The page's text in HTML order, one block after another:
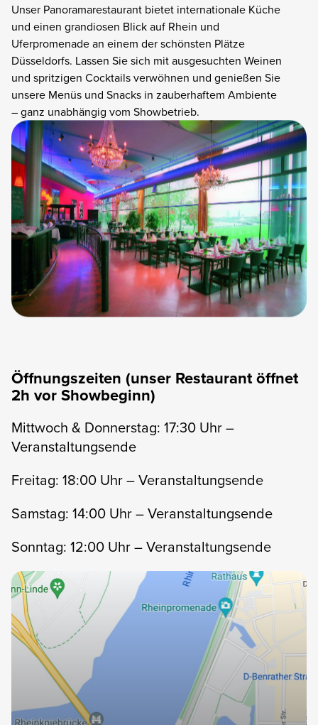
Unser Panoramarestaurant bietet internationale Küche
und einen grandiosen Blick auf Rhein und
Uferpromenade an einem der schönsten Plätze
Düsseldorfs. Lassen Sie sich mit ausgesuchten Weinen
und spritzigen Cocktails verwöhnen und genießen Sie
unsere Menüs und Snacks in zauberhaftem Ambiente
– ganz unabhängig vom Showbetrieb.
Öffnungszeiten (unser Restaurant öffnet
2h vor Showbeginn)
Mittwoch & Donnerstag: 17:30 Uhr –
Veranstaltungsende
Freitag: 18:00 Uhr – Veranstaltungsende
Samstag: 14:00 Uhr – Veranstaltungsende
Sonntag: 12:00 Uhr – Veranstaltungsende